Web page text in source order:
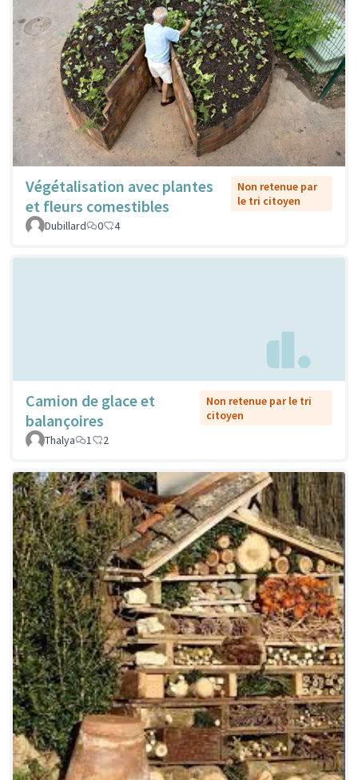
Végétalisation avec plantes
et fleurs comestibles
Non retenue par
le tri citoyen
Dubillard
0 4
Camion de glace et
balançoires
Non retenue par le tri
citoyen
Thalya
1 2